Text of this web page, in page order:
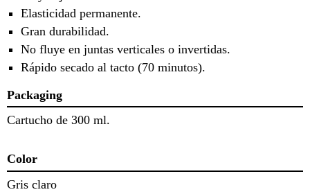
Elasticidad permanente.
Gran durabilidad.
No fluye en juntas verticales o invertidas.
Rápido secado al tacto (70 minutos).
Packaging
Cartucho de 300 ml.
Color
Gris claro